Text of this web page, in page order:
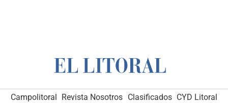
Campolitoral Revista Nosotros Clasificados CYD Litoral